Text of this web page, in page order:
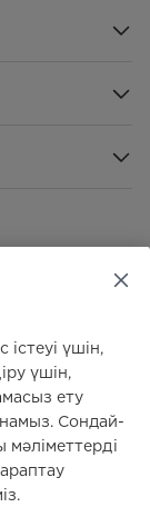
үшін,
үшін,
ету
Сондай-
мәліметтерді